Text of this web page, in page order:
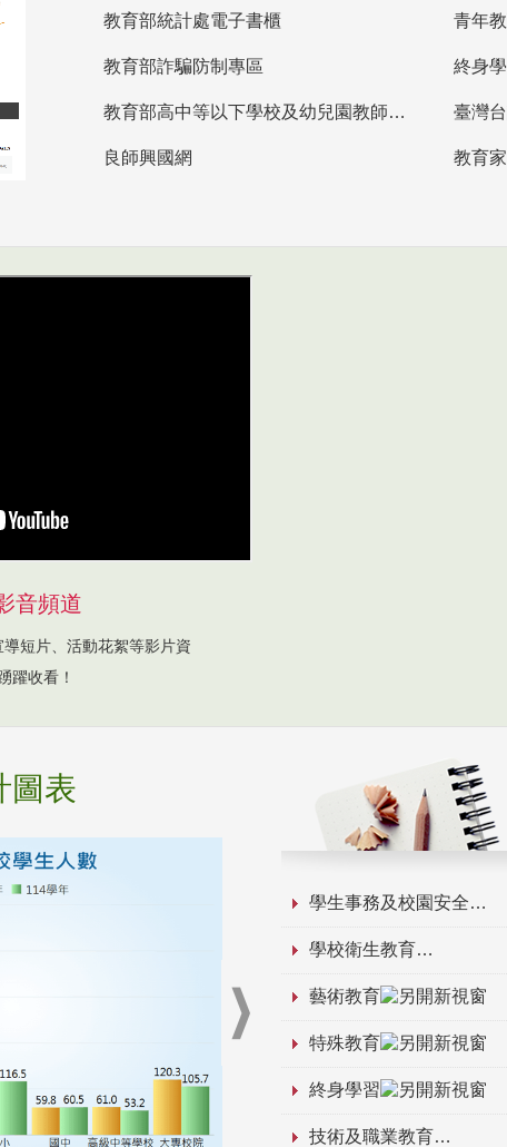
教育部統計處電子書櫃 青年
教育部詐騙防制專區 終身
教育部高中等以下學校及幼兒園教師資格檢定考試 臺灣
良師興國網
教育家
音頻道
短片、活動花絮等影片資
躍收看！
圖表
學生事務及校園安全
學校衛生教育
藝術教育
特殊教育
終身學習
技術及職業教育